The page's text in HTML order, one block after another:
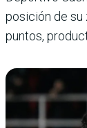
posición de su
puntos,